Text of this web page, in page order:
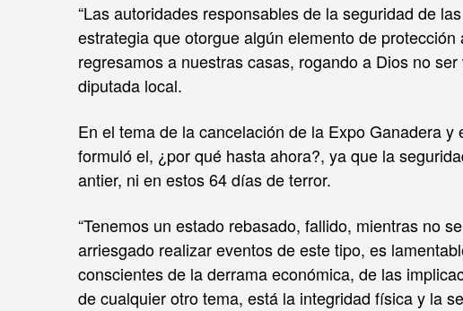
“Las autoridades responsables de la seguridad de
estrategia que otorgue algún elemento de
regresamos a nuestras casas, rogando a Dios no
diputada local.
En el tema de la cancelación de la Expo Ganadera
formuló el, ¿por qué hasta ahora?, ya que la
antier, ni en estos 64 días de terror.
“Tenemos un estado rebasado, fallido, mientras no
arriesgado realizar eventos de este tipo, es
conscientes de la derrama económica, de las
de cualquier otro tema, está la integridad física y la